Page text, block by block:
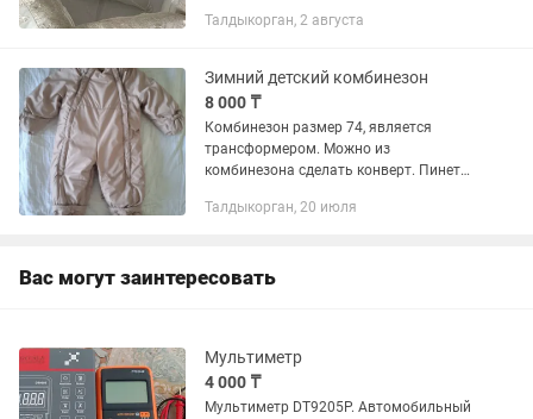
Талдыкорган, 2 августа
Зимний детский комбинезон
8 000 ₸
Комбинезон размер 74, является
трансформером. Можно из
комбинезона сделать конверт. Пинетки
очень удобно. Супер теплый Подходит
Талдыкорган, 20 июля
Вас могут заинтересовать
Мультиметр
4 000 ₸
Мультиметр DT9205P. Автомобильный